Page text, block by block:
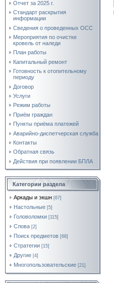
Отчет за 2025 г.
Стандарт раскрытия
информации
Сведения о проведенных ОСС
Мероприятия по очистке
кровель от наледи
План работы
Капитальный ремонт
Готовность к отопительному
периоду
Договор
Услуги
Режим работы
Приём граждан
Пункты приёма платежей
Аварийно-диспетчерская служба
Контакты
Обратная связь
Действия при появлении БПЛА
Категории раздела
Аркады и экшн [67]
Настольные [5]
Головоломки [115]
Слова [2]
Поиск предметов [68]
Стратегии [15]
Другие [4]
Многопользовательские [21]